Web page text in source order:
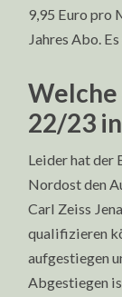
9,95 Euro pro
Jahres Abo.
Welche
22/23
Leider hat der
Nordost den
Carl Zeiss
qualifizieren
aufgestiegen
Abgestiegen